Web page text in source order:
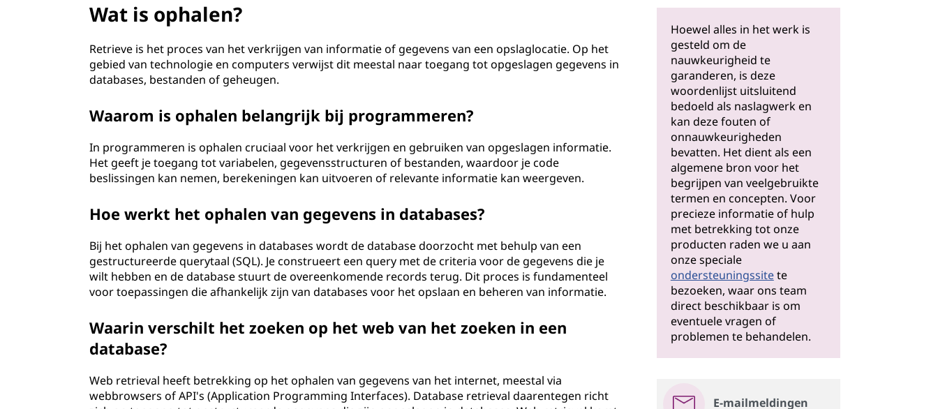
Wat is ophalen?
Retrieve is het proces van het verkrijgen van informatie of gegevens van een opslaglocatie. Op het
gebied van technologie en computers verwijst dit meestal naar toegang tot opgeslagen gegevens in
databases, bestanden of geheugen.
Waarom is ophalen belangrijk bij programmeren?
In programmeren is ophalen cruciaal voor het verkrijgen en gebruiken van opgeslagen informatie.
Het geeft je toegang tot variabelen, gegevensstructuren of bestanden, waardoor je code
beslissingen kan nemen, berekeningen kan uitvoeren of relevante informatie kan weergeven.
Hoe werkt het ophalen van gegevens in databases?
Bij het ophalen van gegevens in databases wordt de database doorzocht met behulp van een
gestructureerde querytaal (SQL). Je construeert een query met de criteria voor de gegevens die je
wilt hebben en de database stuurt de overeenkomende records terug. Dit proces is fundamenteel
voor toepassingen die afhankelijk zijn van databases voor het opslaan en beheren van informatie.
Waarin verschilt het zoeken op het web van het zoeken in een
database?
Web retrieval heeft betrekking op het ophalen van gegevens van het internet, meestal via
webbrowsers of API's (Application Programming Interfaces). Database retrieval daarentegen richt
Hoewel alles in het werk is
gesteld om de
nauwkeurigheid te
garanderen, is deze
woordenlijst uitsluitend
bedoeld als naslagwerk en
kan deze fouten of
onnauwkeurigheden
bevatten. Het dient als een
algemene bron voor het
begrijpen van veelgebruikte
termen en concepten. Voor
precieze informatie of hulp
met betrekking tot onze
producten raden we u aan
onze speciale
ondersteuningssitete
bezoeken, waar ons team
direct beschikbaar is om
eventuele vragen of
problemen te behandelen.
E-mailmeldingen